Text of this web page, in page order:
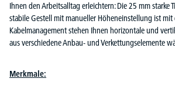
Ihnen den Arbeitsalltag erleichtern: Die 25 mm starke
stabile Gestell mit manueller Höheneinstellung ist
Kabelmanagement stehen Ihnen horizontale und
aus verschiedene Anbau- und Verkettungselemente
Merkmale: